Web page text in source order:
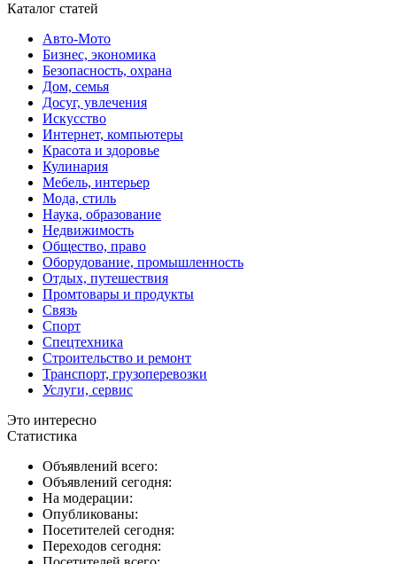
Каталог статей
Авто-Мото
Бизнес, экономика
Безопасность, охрана
Дом, семья
Досуг, увлечения
Искусство
Интернет, компьютеры
Красота и здоровье
Кулинария
Мебель, интерьер
Мода, стиль
Наука, образование
Недвижимость
Общество, право
Оборудование, промышленность
Отдых, путешествия
Промтовары и продукты
Связь
Спорт
Спецтехника
Строительство и ремонт
Транспорт, грузоперевозки
Услуги, сервис
Это интересно
Статистика
Объявлений всего:
Объявлений сегодня:
На модерации:
Опубликованы:
Посетителей сегодня:
Переходов сегодня: